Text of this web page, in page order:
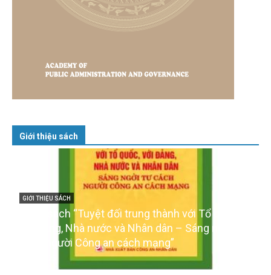
Giới thiệu sách
GIỚI THIỆU SÁCH
Cuốn sách “Tuyệt đối trung thành với Tổ quốc,
với Đảng, Nhà nước và Nhân dân – Sáng ngời tư
cách người Công an cách mạng”